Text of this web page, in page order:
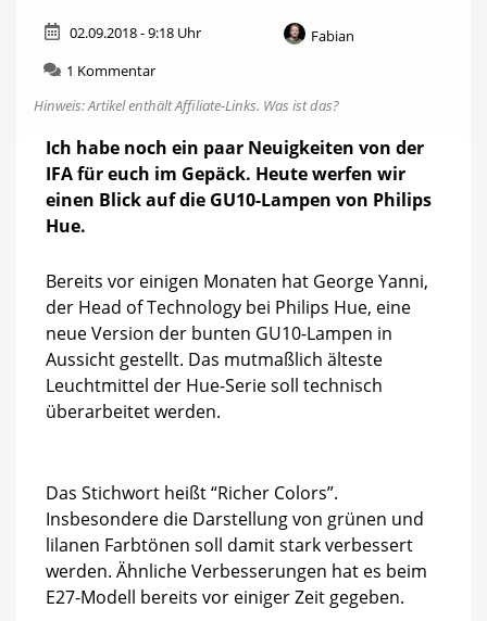
02.09.2018 - 9:18 Uhr
Fabian
1 Kommentarzu
“Richer
nicht
mehr
dieses
White
ab
sofort
erhältlich
Hinweis: Artikel enthält Affiliate-Links. Was ist das?
Ich habe noch ein paar Neuigkeiten von der
IFA für euch im Gepäck. Heute werfen wir
einen Blick auf die GU10-Lampen von Philips
Hue.
Bereits vor einigen Monaten hat George Yanni,
der Head of Technology bei Philips Hue, eine
neue Version der bunten GU10-Lampen in
Aussicht gestellt. Das mutmaßlich älteste
Leuchtmittel der Hue-Serie soll technisch
überarbeitet werden.
Das Stichwort heißt “Richer Colors”.
Insbesondere die Darstellung von grünen und
lilanen Farbtönen soll damit stark verbessert
werden. Ähnliche Verbesserungen hat es beim
E27-Modell bereits vor einiger Zeit gegeben.